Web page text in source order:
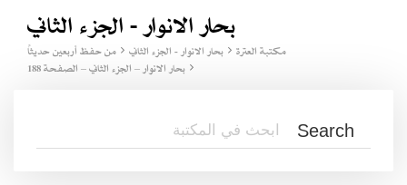
بحار الانوار - الجزء الثاني
مكتبة العترة بحار الانوار - الجزء الثاني
من حفظ أربعين حديثاً
بحار الانوار – الجزء الثاني – الصفحة 188